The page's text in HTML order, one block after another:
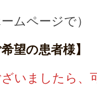
ムページで）
望の患者様】
いましたら、